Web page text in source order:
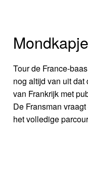
Tour de France-
nog altijd van uit
van Frankrijk met
De Fransman
het volledige